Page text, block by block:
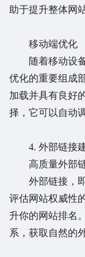
助于提升整体网
移动端优化
随着移动设备
优化的重要组成
加载并具有良好
择，它可以自动
4. 外部链接
高质量外部链
外部链接，即
评估网站权威性
升你的网站排名
系，获取自然的